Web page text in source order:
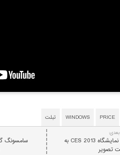
PRICE
WINDOWS تبلت
بعدی:
بزرگ‌ترین غرفه‌های نمایشگاه CES 2013 به
تصوير